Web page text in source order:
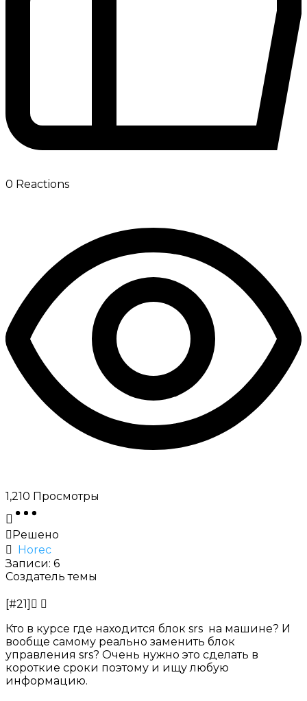
0 Reactions
1,210 Просмотры
Решено
Horec
Записи: 6
Создатель темы
[#21]
Кто в курсе где находится блок srs на машине? И
вообще самому реально заменить блок
управления srs? Очень нужно это сделать в
короткие сроки поэтому и ищу любую
информацию.